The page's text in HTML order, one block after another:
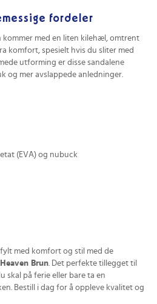
fordeler
kommer med en liten kilehæl, omtrent
komfort, spesielt hvis du sliter med
utforming er disse sandalene
og mer avslappede anledninger.
(EVA) og nubuck
med komfort og stil med de
Brun . Det perfekte tillegget til
skal på ferie eller bare ta en
Bestill i dag for å oppleve kvalitet og